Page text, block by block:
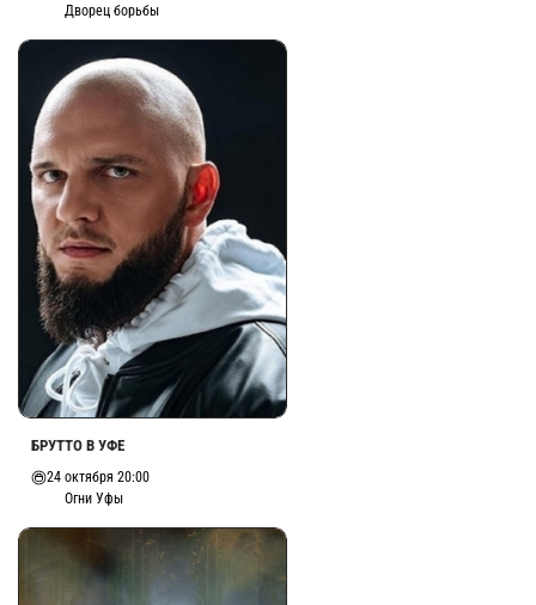
Дворец борьбы
БРУТТО В УФЕ
24 октября 20:00
Огни Уфы